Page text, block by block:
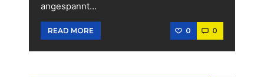
angespannt…
READ MORE 0 0